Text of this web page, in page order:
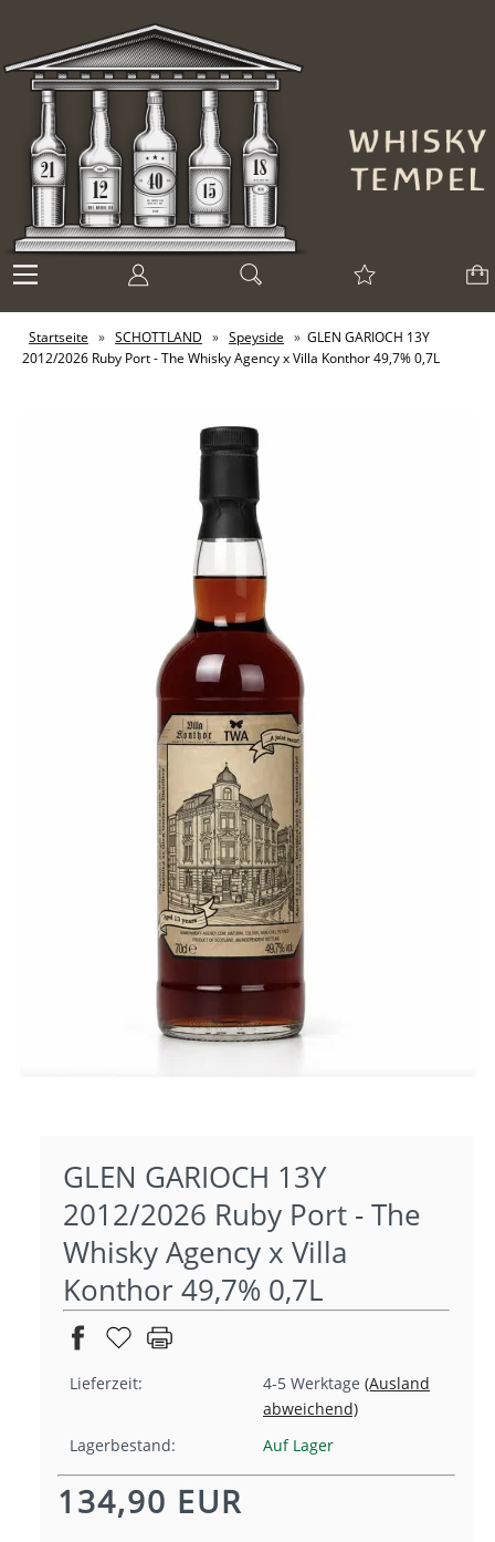
Startseite » SCHOTTLAND » Speyside » GLEN GARIOCH 13Y
2012/2026 Ruby Port - The Whisky Agency x Villa Konthor 49,7% 0,7L
GLEN GARIOCH 13Y
2012/2026 Ruby Port - The
Whisky Agency x Villa
Konthor 49,7% 0,7L
Lieferzeit: 4-5 Werktage (Ausland
abweichend)
Lagerbestand:
Auf Lager
134,90 EUR